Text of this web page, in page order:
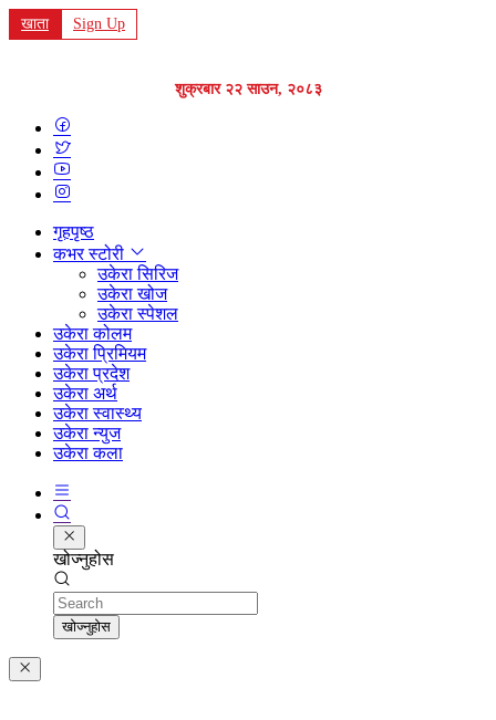
खाता Sign Up
शुक्रबार २२ साउन, २०८३
गृहपृष्ठ
कभर स्टोरी
उकेरा सिरिज
उकेरा खोज
उकेरा स्पेशल
उकेरा कोलम
उकेरा प्रिमियम
उकेरा प्रदेश
उकेरा अर्थ
उकेरा स्वास्थ्य
उकेरा न्युज
उकेरा कला
खोज्नुहोस
Search
खोज्नुहोस